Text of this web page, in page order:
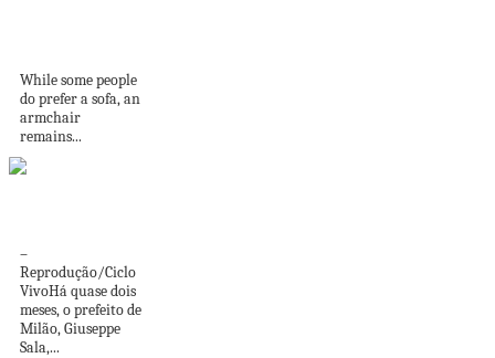
While some people
do prefer a sofa, an
armchair
remains...
–
Reprodução/Ciclo
VivoHá quase dois
meses, o prefeito de
Milão, Giuseppe
Sala,...